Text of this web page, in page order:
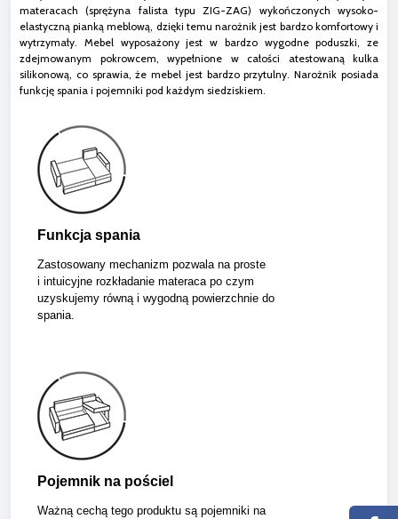
materacach (sprężyna falista typu ZIG-ZAG) wykończonych wysoko-
elastyczną pianką meblową, dzięki temu narożnik jest bardzo komfortowy i
wytrzymały. Mebel wyposażony jest w bardzo wygodne poduszki, ze
zdejmowanym pokrowcem, wypełnione w całości atestowaną kulka
silikonową, co sprawia, że mebel jest bardzo przytulny. Narożnik posiada
funkcję spania i pojemniki pod każdym siedziskiem.
Funkcja spania
Zastosowany mechanizm pozwala na proste
i intuicyjne rozkładanie materaca po czym
uzyskujemy równą i wygodną powierzchnie do
spania.
Pojemnik na pościel
Ważną cechą tego produktu są pojemniki na